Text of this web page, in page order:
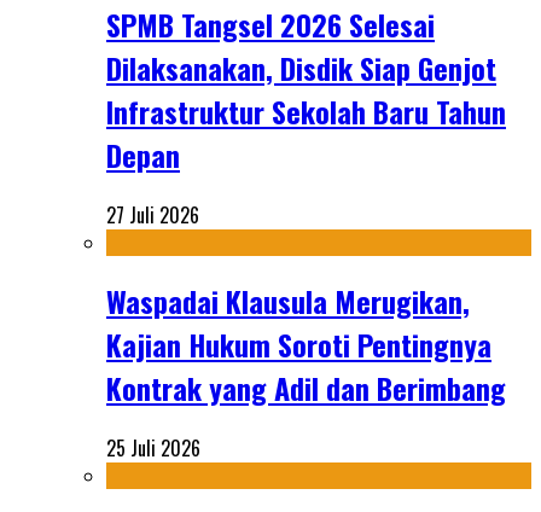
SPMB Tangsel 2026 Selesai
Dilaksanakan, Disdik Siap Genjot
Infrastruktur Sekolah Baru Tahun
Depan
27 Juli 2026
Waspadai Klausula Merugikan,
Kajian Hukum Soroti Pentingnya
Kontrak yang Adil dan Berimbang
25 Juli 2026